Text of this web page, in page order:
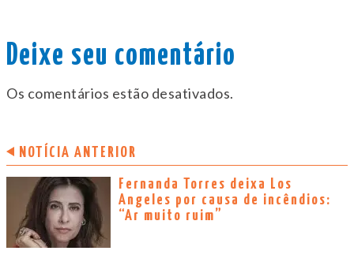
Deixe seu comentário
Os comentários estão desativados.
NOTÍCIA ANTERIOR
Fernanda Torres deixa Los
Angeles por causa de incêndios:
“Ar muito ruim”